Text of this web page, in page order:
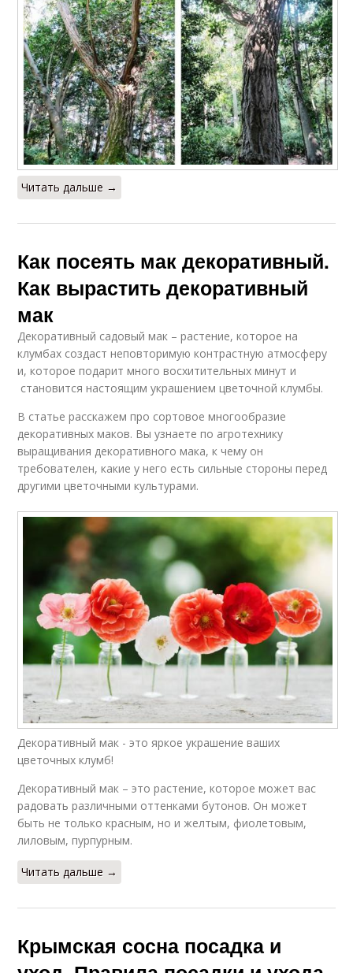
Читать дальше →
Как посеять мак декоративный.
Как вырастить декоративный
мак
Декоративный садовый мак – растение, которое на
клумбах создаст неповторимую контрастную атмосферу
и, которое подарит много восхитительных минут и
становится настоящим украшением цветочной клумбы.
В статье расскажем про сортовое многообразие
декоративных маков. Вы узнаете по агротехнику
выращивания декоративного мака, к чему он
требователен, какие у него есть сильные стороны перед
другими цветочными культурами.
Декоративный мак - это яркое украшение ваших
цветочных клумб!
Декоративный мак – это растение, которое может вас
радовать различными оттенками бутонов. Он может
быть не только красным, но и желтым, фиолетовым,
лиловым, пурпурным.
Читать дальше →
Крымская сосна посадка и